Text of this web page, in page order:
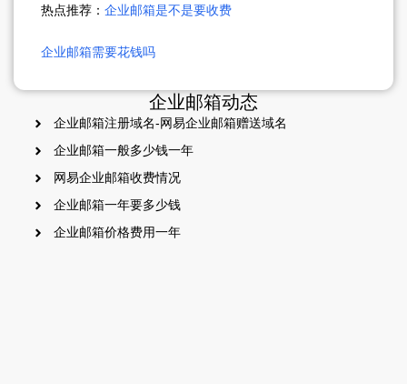
热点推荐： 企业邮箱是不是要收费
企业邮箱需要花钱吗
企业邮箱动态
企业邮箱注册域名-网易企业邮箱赠送域名
企业邮箱一般多少钱一年
网易企业邮箱收费情况
企业邮箱一年要多少钱
企业邮箱价格费用一年